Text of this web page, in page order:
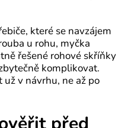
které se navzájem
u rohu, myčka
řešené rohové skříňky
komplikovat.
v návrhu, ne až po